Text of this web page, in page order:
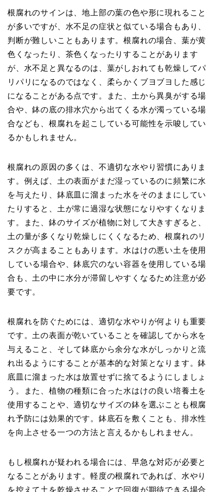
根腐れのサインは、地上部の葉の色や形に現れること
が多いですが、水不足の症状と似ている場合もあり、
判断が難しいこともあります。根腐れの場合、葉が黄
色くなったり、茶色くなったりすることがあります
が、水不足と異なるのは、葉がしおれても乾燥してパ
リパリになるのではなく、柔らかくブヨブヨした感じ
になることがある点です。また、土から異臭がする場
合や、鉢の底の排水穴から出てくる水が濁っている場
合なども、根腐れを起こしている可能性を示唆してい
るかもしれません。
根腐れの原因の多くは、不適切な水やり習慣にありま
す。例えば、土の表面がまだ湿っているのに頻繁に水
を与えたり、鉢底皿に溜まった水をそのままにしてい
たりすると、土が常に過湿な状態になりやすくなりま
す。また、鉢のサイズが植物に対して大きすぎると、
土の量が多くなり乾燥しにくくなるため、根腐れのリ
スクが高まることもあります。水はけの悪い土を使用
している場合や、鉢底穴のない容器を使用している場
合も、土の中に水分が滞留しやすくなるため注意が必
要です。
根腐れを防ぐためには、適切な水やりが何よりも重要
です。土の表面が乾いていることを確認してから水を
与えること、そして鉢底から余分な水がしっかりと流
れ出るようにすることが基本的な対策となります。鉢
底皿に溜まった水は放置せずに捨てるようにしましょ
う。また、植物の種類に合った水はけの良い培養土を
使用することや、適切なサイズの鉢を選ぶことも根腐
れ予防には効果的です。鉢底石を敷くことも、排水性
を向上させる一つの方法と言えるかもしれません。
もし根腐れが疑われる場合には、早急な対応が必要と
なることがあります。軽度の根腐れであれば、水やり
を控えて土を乾燥させることで回復が期待できる場合